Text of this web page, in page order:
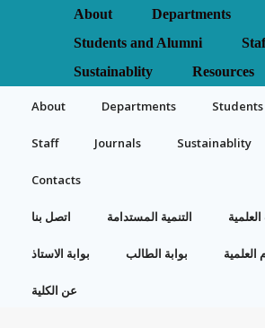
About
Departments
Students and Alumni
Sustainablity
Resources
About Departments
Staff Journals Sustainablity
Contacts
اتصل بنا التنمية المستدامة
بوابة الاستاذ بوابة الطالب العلمية
عن الكلية